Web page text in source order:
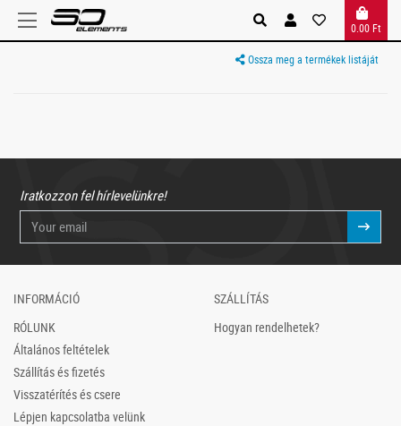
0.00 Ft
Ossza meg a termékek listáját
Iratkozzon fel hírlevelünkre!
INFORMÁCIÓ
RÓLUNK
Általános feltételek
Szállítás és fizetés
Visszatérítés és csere
Lépjen kapcsolatba velünk
SZÁLLÍTÁS
Hogyan rendelhetek?